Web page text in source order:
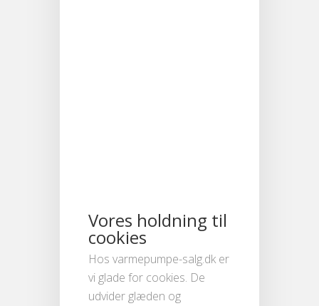
Vores holdning til
cookies
Hos varmepumpe-salg.dk er
vi glade for cookies. De
udvider glæden og